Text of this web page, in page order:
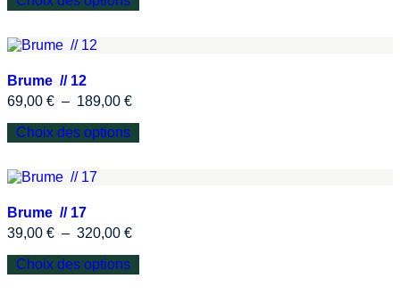
Brume // 12
69,00 € – 189,00 €
Choix des options
Brume // 17
39,00 € – 320,00 €
Choix des options